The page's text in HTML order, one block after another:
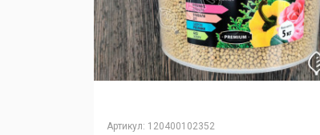
Артикул: 120400102352